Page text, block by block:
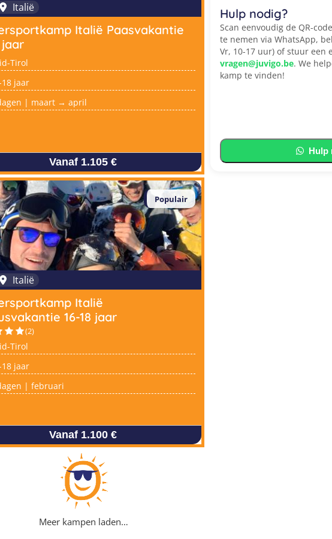
Italië
Italië Paasvakantie
jaar
Tirol
18 jaar
| maart → april
Vanaf 1.105 €
Hulp nodig?
Scan eenvoudig de QR-
te nemen via WhatsApp,
Vr, 10-17 uur) of stuur een
vragen@juvigo.be. We
kamp te vinden!
Hulp
Populair
Italië
Italië
16-18 jaar
(2)
Tirol
18 jaar
| februari
Vanaf 1.100 €
Meer kampen laden…